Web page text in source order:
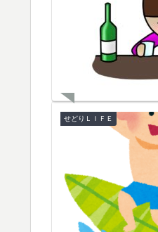
せどりＬＩＦＥ